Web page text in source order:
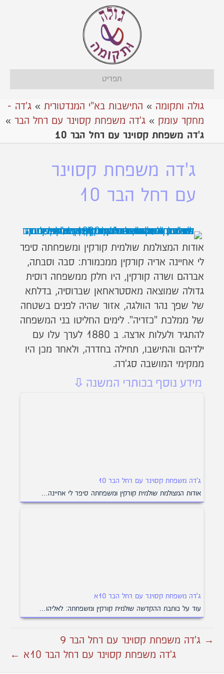
תפריט
גולה ותקומה » התישבות בא"י המנדטורית » ג'דה -
מחקר עומק » ג'דה משפחת קסוינר עם רחל הבר »
ג'דה משפחת קסוינר עם רחל הבר 10
ג'דה משפחת קסוינר
עם רחל הבר 10
אודות המצולמת שולמית קורקין ומשפחתה סיפר
לי אחיינה אריה קורקין ממכמורת: סבה וסבתה,
אברהם ושרה קורקין, היו חלק ממשפחה רוסית
גדולה שמוצאה מאסטראחאן שברוסיה, בדלתא
של שפך נהר הוולגה, אזור שהיה לפנים בשטחה
של ממלכת "כזריה". לימים החליטו בני המשפחה
להתגיר ולעלות ארצה. ב 1880 לערך עלו עם
ילדיהם והתישבו, תחילה בחדרה, ולאחר מכן היו
ממקימי המושבה סג'רה.
ג'דה משפחת קסוינר עם רחל הבר 10
אודות המצולמת שולמית קורקין ומשפחתה סיפר לי אחיינה…
ג'דה משפחת קסוינר עם רחל הבר 10א
עוד על כותבת ההקדשה שולמית קורקין ומשפחתה: לאליהו…
→ ג'דה משפחת קסוינר עם רחל הבר 9
ג'דה משפחת קסוינר עם רחל הבר 10א ←